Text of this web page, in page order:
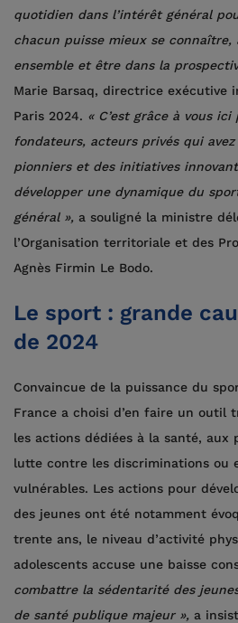
quotidien dans l’intérêt général
chacun puisse mieux se
ensemble et être dans la
Marie Barsaq, directrice exécutive
Paris 2024. « C’est grâce à vous
fondateurs, acteurs privés qui
pionniers et des initiatives
développer une dynamique du
général », a souligné la ministre
l’Organisation territoriale et des
Agnès Firmin Le Bodo.
Le sport : grande
de 2024
Convaincue de la puissance du
France a choisi d’en faire un outil
les actions dédiées à la santé, aux
lutte contre les discriminations ou
vulnérables. Les actions pour
des jeunes ont été notamment
trente ans, le niveau d’activité
adolescents accuse une baisse
combattre la sédentarité des
de santé publique majeur », a